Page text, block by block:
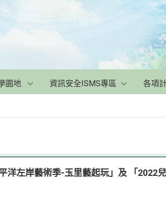
園地 資訊安全ISMS專區 各項
洋左岸藝術季-玉里藝起玩」及 「2022兒